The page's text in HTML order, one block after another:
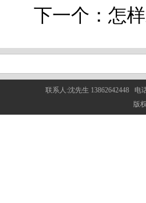
下一个： 怎
联系人:沈先生 13862642448 电
版